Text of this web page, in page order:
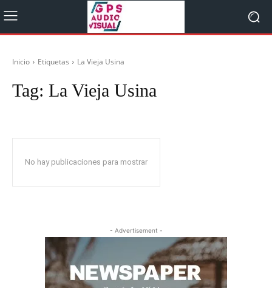
Inicio Etiquetas La Vieja Usina
Tag: La Vieja Usina
No hay publicaciones para mostrar
- Advertisement -